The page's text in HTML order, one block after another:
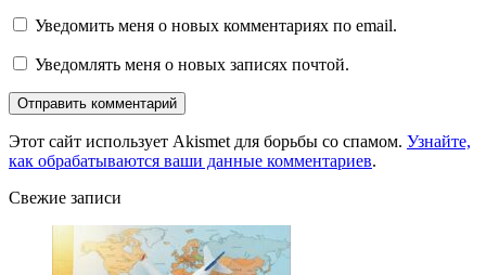
Уведомить меня о новых комментариях по email.
Уведомлять меня о новых записях почтой.
Этот сайт использует Akismet для борьбы со спамом. Узнайте,
как обрабатываются ваши данные комментариев.
Свежие записи